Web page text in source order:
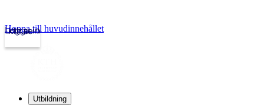
kth.se
Logga in
Hoppa till huvudinnehållet
Utbildning